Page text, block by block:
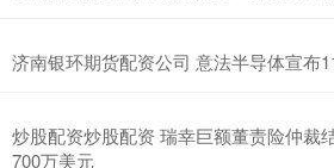
济南银环期货配资公司 意法半导体宣布
炒股配资炒股配资 瑞幸巨额董责险仲裁
700万美元